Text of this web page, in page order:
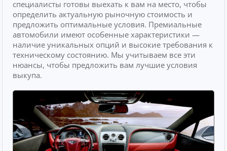
специалисты готовы выехать к вам на место, чтобы
определить актуальную рыночную стоимость и
предложить оптимальные условия. Премиальные
автомобили имеют особенные характеристики —
наличие уникальных опций и высокие требования к
техническому состоянию. Мы учитываем все эти
нюансы, чтобы предложить вам лучшие условия
выкупа.